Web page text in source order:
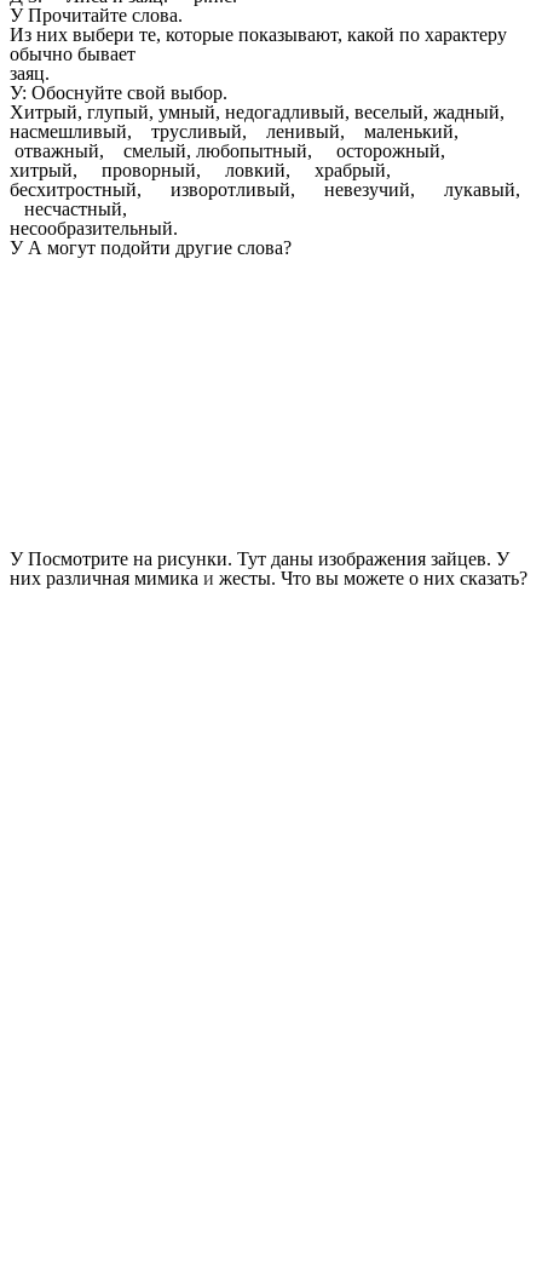
У Прочитайте слова.
Из них выбери те, которые показывают, какой по характеру
обычно бывает
заяц.
У: Обоснуйте свой выбор.
Хитрый, глупый, умный, недогадливый, веселый, жадный,
насмешливый, трусливый, ленивый, маленький,
отважный, смелый, любопытный, осторожный,
хитрый, проворный, ловкий, храбрый,
бесхитростный, изворотливый, невезучий, лукавый,
несчастный,
несообразительный.
У А могут подойти другие слова?
У Посмотрите на рисунки. Тут даны изображения зайцев. У
них различная мимика и жесты. Что вы можете о них сказать?